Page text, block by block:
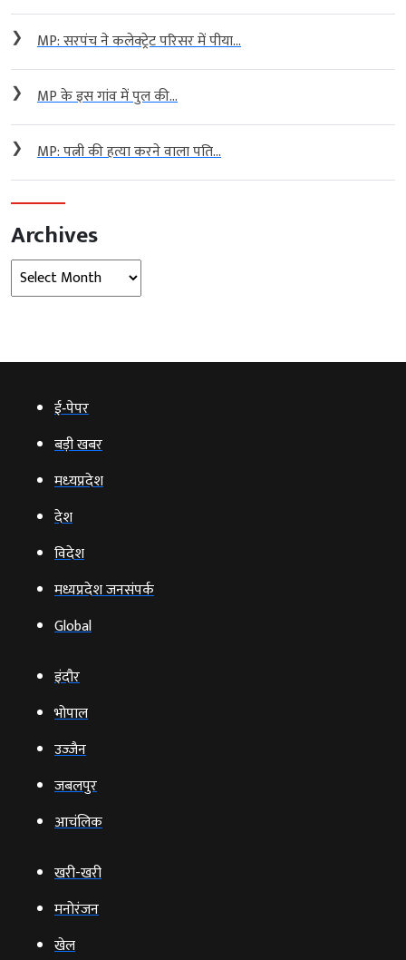
❯ MP: सरपंच ने कलेक्ट्रेट परिसर में पीया...
❯ MP के इस गांव में पुल की...
❯ MP: पत्नी की हत्या करने वाला पति...
Archives
Archives
ई‑पेपर
बड़ी खबर
मध्‍यप्रदेश
देश
विदेश
मध्यप्रदेश जनसंपर्क
Global
इंदौर
भोपाल
उज्‍जैन
जबलपुर
आचंलिक
खरी-खरी
मनोरंजन
खेल